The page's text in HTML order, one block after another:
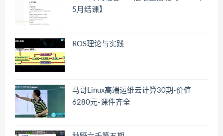
5月结课】
ROS理论与实践
马哥Linux高端运维云计算30期-价值
6280元-课件齐全